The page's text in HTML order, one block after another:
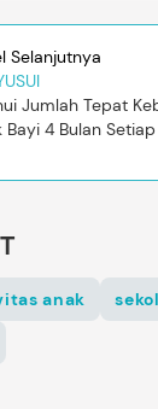
Selanjutnya
Jumlah Tepat
Bayi 4 Bulan
anak